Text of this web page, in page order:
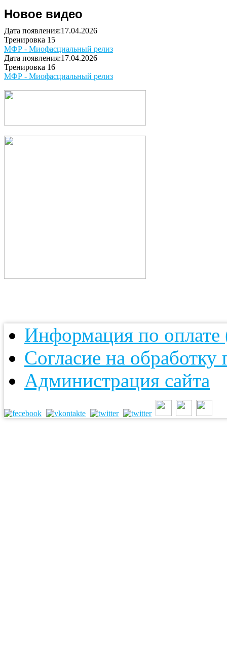
Новое видео
Дата появления:17.04.2026
Тренировка 15
МФР - Миофасциальный релиз
Дата появления:17.04.2026
Тренировка 16
МФР - Миофасциальный релиз
Информация по оплате
Согласие на
Администрация сайта